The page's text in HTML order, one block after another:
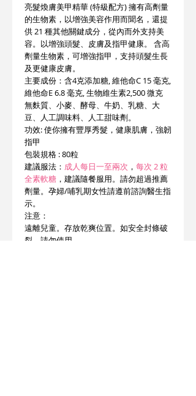
亮髮煥膚美甲精華 (特級配方) 擁有高劑量
的生物素，以增強美容作用而聞名，還提
供 21 種其他關鍵成分，從內而外支持美
容。以增強頭髮、皮膚及指甲健康。 含高
劑量生物素，可增強指甲，支持頭髮生長
及更健康皮膚。
主要成份：含4克添加糖, 維他命C 15 毫克,
維他命E 6.8 毫克, 生物維生素2,500 微克
無麩質、小麥、酵母、牛奶、乳糖、大
豆、人工調味料、人工甜味劑。
功效: 使你擁有豐厚秀髮，健康肌膚，強韌
指甲
包裝規格 : 80粒
建議服法： 成人每日一至兩次 ， 每次 2 粒
全素軟糖 ，建議隨餐服用。請勿超過推薦
劑量。孕婦/哺乳期女性請遵前諮詢醫生指
示。
注意：
遠離兒童。存放乾爽位置。如安全封條破
裂，請勿使用。